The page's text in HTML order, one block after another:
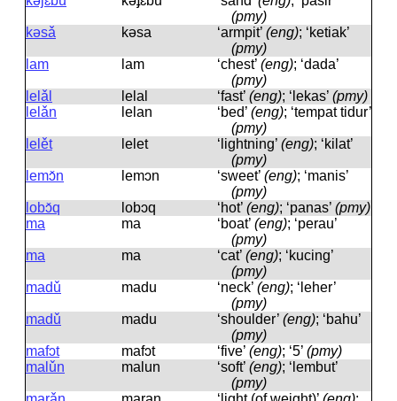
(pmy)
kəsǎ
kəsa ‘armpit’ (eng); ‘ketiak’
(pmy)
lam
lam ‘chest’ (eng); ‘dada’
(pmy)
lelǎl
lelal ‘fast’ (eng); ‘lekas’ (pmy)
lelǎn
lelan ‘bed’ (eng); ‘tempat tidur’
(pmy)
lelět
lelet ‘lightning’ (eng); ‘kilat’
(pmy)
lemɔ̌n
lemɔn ‘sweet’ (eng); ‘manis’
(pmy)
lobɔ̌q
lobɔq ‘hot’ (eng); ‘panas’ (pmy)
ma
ma ‘boat’ (eng); ‘perau’
(pmy)
ma
ma ‘cat’ (eng); ‘kucing’
(pmy)
madǔ
madu ‘neck’ (eng); ‘leher’
(pmy)
madǔ
madu ‘shoulder’ (eng); ‘bahu’
(pmy)
mafɔt
mafɔt ‘five’ (eng); ‘5’ (pmy)
malǔn
malun ‘soft’ (eng); ‘lembut’
(pmy)